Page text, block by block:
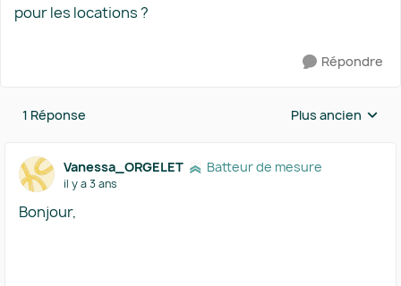
pour les locations ?
Répondre
1 Réponse Réponses triées
Plus ancien
Vanessa_ORGELET Batteur de mesure
il y a 3 ans
Bonjour,